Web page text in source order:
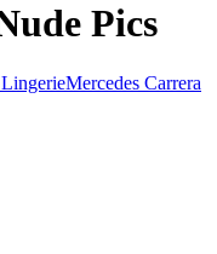
Pics
Mercedes Carrera